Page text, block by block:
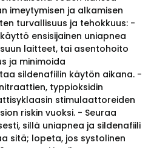
imeytymisen ja alkamisen
turvallisuus ja tehokkuus: -
ensisijainen uniapnea
suun laitteet, tai asentohoito
ja minimoida
sildenafiilin käytön aikana. -
typpioksidin
stimulaattoreiden
riskin vuoksi. - Seuraa
sillä uniapnea ja sildenafiili
sitä; lopeta, jos systolinen